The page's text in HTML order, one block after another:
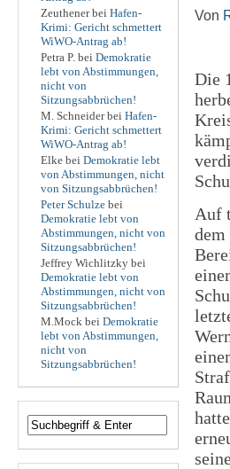
Zeuthenerbei Hafen-
Krimi: Gericht schmettert
WiWO-Antrag ab!
Petra P. bei Demokratie
lebt von Abstimmungen,
nicht von
Sitzungsabbrüchen!
M. Schneiderbei Hafen-
Krimi: Gericht schmettert
WiWO-Antrag ab!
Elke bei Demokratie lebt
von Abstimmungen, nicht
von Sitzungsabbrüchen!
Peter Schulze bei
Demokratie lebt von
Abstimmungen, nicht von
Sitzungsabbrüchen!
Jeffrey Wichlitzky bei
Demokratie lebt von
Abstimmungen, nicht von
Sitzungsabbrüchen!
M.Mock bei Demokratie
lebt von Abstimmungen,
nicht von
Sitzungsabbrüchen!
Von
Die
Auf